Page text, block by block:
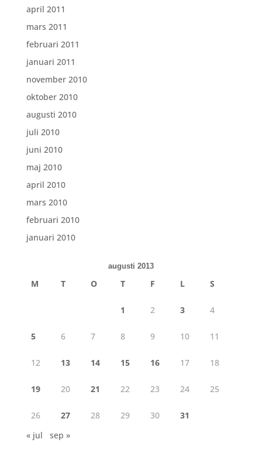
april 2011
mars 2011
februari 2011
januari 2011
november 2010
oktober 2010
augusti 2010
juli 2010
juni 2010
maj 2010
april 2010
mars 2010
februari 2010
januari 2010
augusti 2013
M T O T F L S
1 2 3 4
5 6 7 8 9 10 11
12 13 14 15 16 17 18
19 20 21 22 23 24 25
26 27 28 29 30
31
« jul
sep »